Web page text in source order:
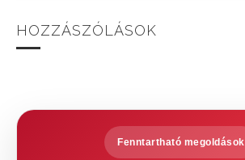
HOZZÁSZÓLÁSOK
Fenntartható megoldások